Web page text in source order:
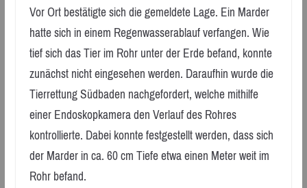
Vor Ort bestätigte sich die gemeldete Lage. Ein Marder
hatte sich in einem Regenwasserablauf verfangen. Wie
tief sich das Tier im Rohr unter der Erde befand, konnte
zunächst nicht eingesehen werden. Daraufhin wurde die
Tierrettung Südbaden nachgefordert, welche mithilfe
einer Endoskopkamera den Verlauf des Rohres
kontrollierte. Dabei konnte festgestellt werden, dass sich
der Marder in ca. 60 cm Tiefe etwa einen Meter weit im
Rohr befand.